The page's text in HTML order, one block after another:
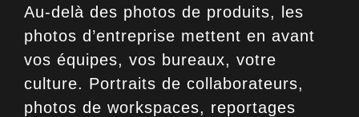
Au-delà des photos de produits, les
photos d’entreprise mettent en avant
vos équipes, vos bureaux, votre
culture. Portraits de collaborateurs,
photos de workspaces, reportages